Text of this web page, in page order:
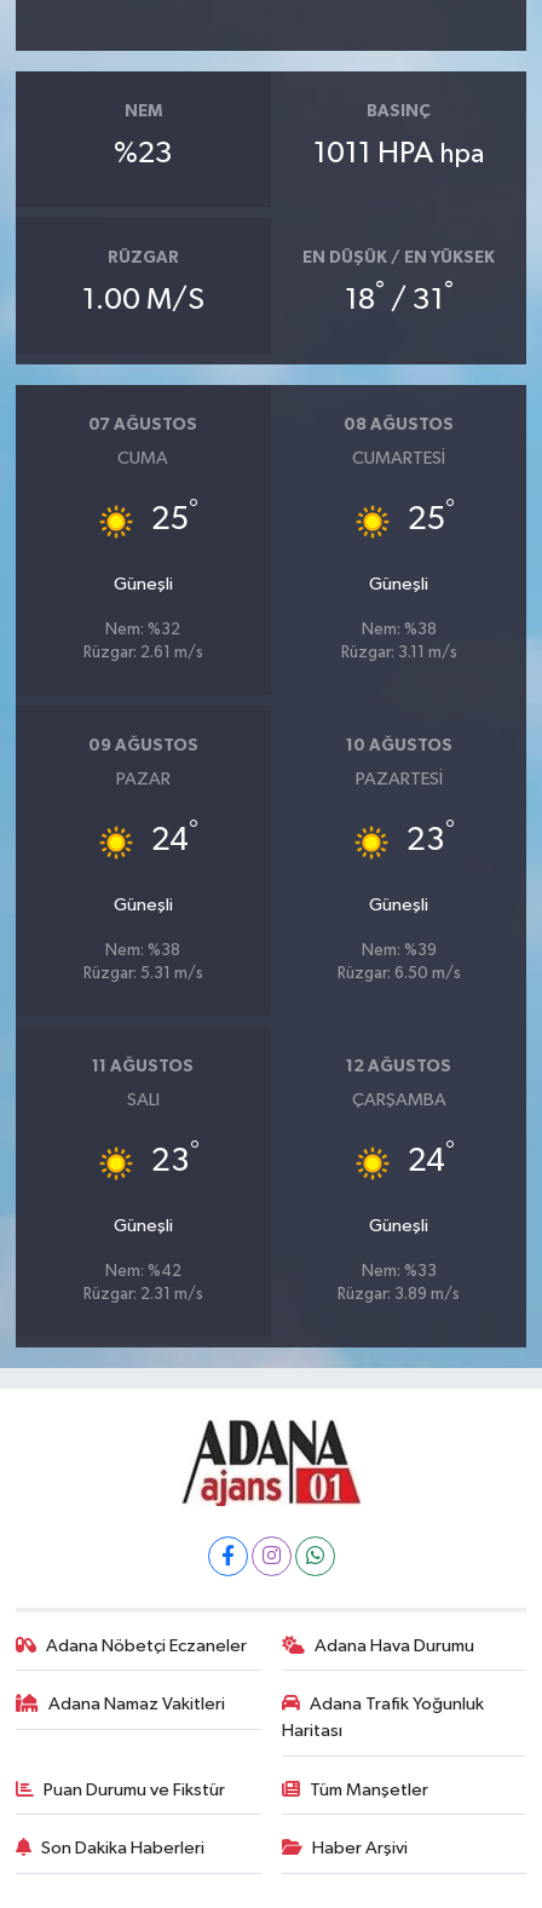
NEM
%23
BASINÇ
1011 HPA hpa
RÜZGAR
1.00 M/S
EN DÜŞÜK / EN YÜKSEK
18° / 31 °
07 AĞUSTOS
CUMA
25°
Güneşli
Nem: %32
Rüzgar: 2.61 m/s
08 AĞUSTOS
CUMARTESI
25°
Güneşli
Nem: %38
Rüzgar: 3.11 m/s
09 AĞUSTOS
PAZAR
24°
Güneşli
Nem: %38
Rüzgar: 5.31 m/s
10 AĞUSTOS
PAZARTESI
23°
Güneşli
Nem: %39
Rüzgar: 6.50 m/s
11 AĞUSTOS
SALI
23°
Güneşli
Nem: %42
Rüzgar: 2.31 m/s
12 AĞUSTOS
ÇARŞAMBA
24°
Güneşli
Nem: %33
Rüzgar: 3.89 m/s
Adana Nöbetçi Eczaneler Adana Hava Durumu
Adana Namaz Vakitleri
Adana Trafik Yoğunluk
Haritası
Puan Durumu ve Fikstür Tüm Manşetler
Son Dakika Haberleri Haber Arşivi